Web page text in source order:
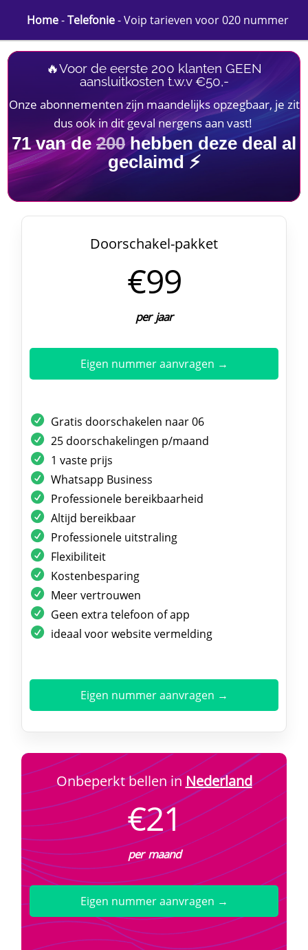
Home-Telefonie-Voip tarieven voor 020 nummer
🔥Voor de eerste 200 klanten GEEN
aansluitkosten t.w.v €50,-
Onze abonnementen zijn maandelijks opzegbaar, je zit
dus ook in dit geval nergens aan vast!
71van de200hebben deze deal al
geclaimd ⚡
Doorschakel-pakket
€99
per jaar
Eigen nummer aanvragen →
Gratis doorschakelen naar 06
25 doorschakelingen p/maand
1 vaste prijs
Whatsapp Business
Professionele bereikbaarheid
Altijd bereikbaar
Professionele uitstraling
Flexibiliteit
Kostenbesparing
Meer vertrouwen
Geen extra telefoon of app
ideaal voor website vermelding
Eigen nummer aanvragen →
Onbeperkt bellen inNederland
€21
per maand
Eigen nummer aanvragen →